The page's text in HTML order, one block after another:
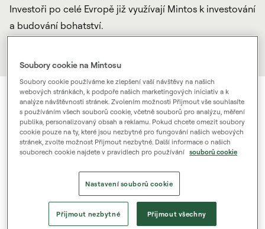
Investoři po celé Evropě již využívají Mintos k investování
a budování bohatství.
Soubory cookie na Mintosu
Soubory cookie používáme ke zlepšení vaší návštěvy na našich
webových stránkách, k podpoře našich marketingových iniciativ a k
analýze návštěvnosti stránek. Zvolením možnosti Přijmout vše souhlasíte
s používáním všech souborů cookie, včetně souborů pro analýzu, měření
publika, personalizovaný obsah a reklamu. Pokud chcete omezit soubory
cookie pouze na ty, které jsou nezbytné pro fungování našich webových
stránek, zvolte možnost Přijmout nezbytné. Další informace o našich
souborech cookie najdete v pravidlech pro používání souborů cookie
Nastavení souborů cookie
Přijmout nezbytné Přijmout všechny